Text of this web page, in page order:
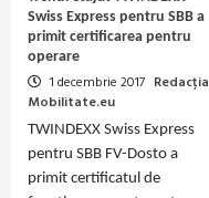
Swiss Express pentru SBB a
primit certificarea pentru
operare
1 decembrie 2017 Redacția
Mobilitate.eu
TWINDEXX Swiss Express
pentru SBB FV-Dosto a
primit certificatul de